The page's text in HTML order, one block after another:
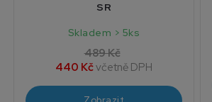
SR
Skladem > 5ks
489 Kč
440 Kčvčetně DPH